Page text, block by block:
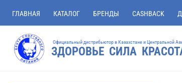
ГЛАВНАЯ КАТАЛОГ БРЕНДЫ CASHBACK
Официальный дистрибьютор в Казахстане и Центральной
ЗДОРОВЬЕ СИЛА